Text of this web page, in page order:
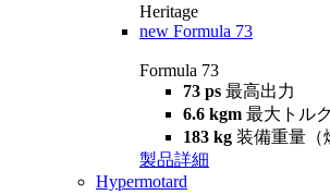
Heritage
new Formula 73
Formula 73
73 ps 最高出力
6.6 kgm 最大トルク
183 kg 装備重量（
製品詳細
Hypermotard